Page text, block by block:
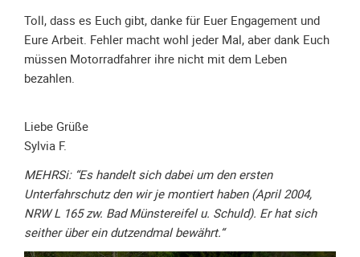
Motorradfahrer
Merchandise
Aktionen
Unterfahrschutz
Unterfahrschutz
Unterfahrschutz
-
Toll, dass es Euch gibt, danke für Euer Engagement und
Eure Arbeit. Fehler macht wohl jeder Mal, aber dank Euch
müssen Motorradfahrer ihre nicht mit dem Leben
bezahlen.
Liebe Grüße
Sylvia F.
MEHRSi: “Es handelt sich dabei um den ersten
Unterfahrschutz den wir je montiert haben (April 2004,
NRW L 165 zw. Bad Münstereifel u. Schuld). Er hat sich
seither über ein dutzendmal bewährt.“